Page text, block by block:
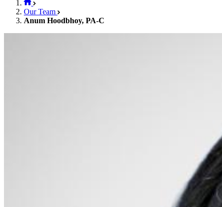
Our Team
Anum Hoodbhoy, PA-C